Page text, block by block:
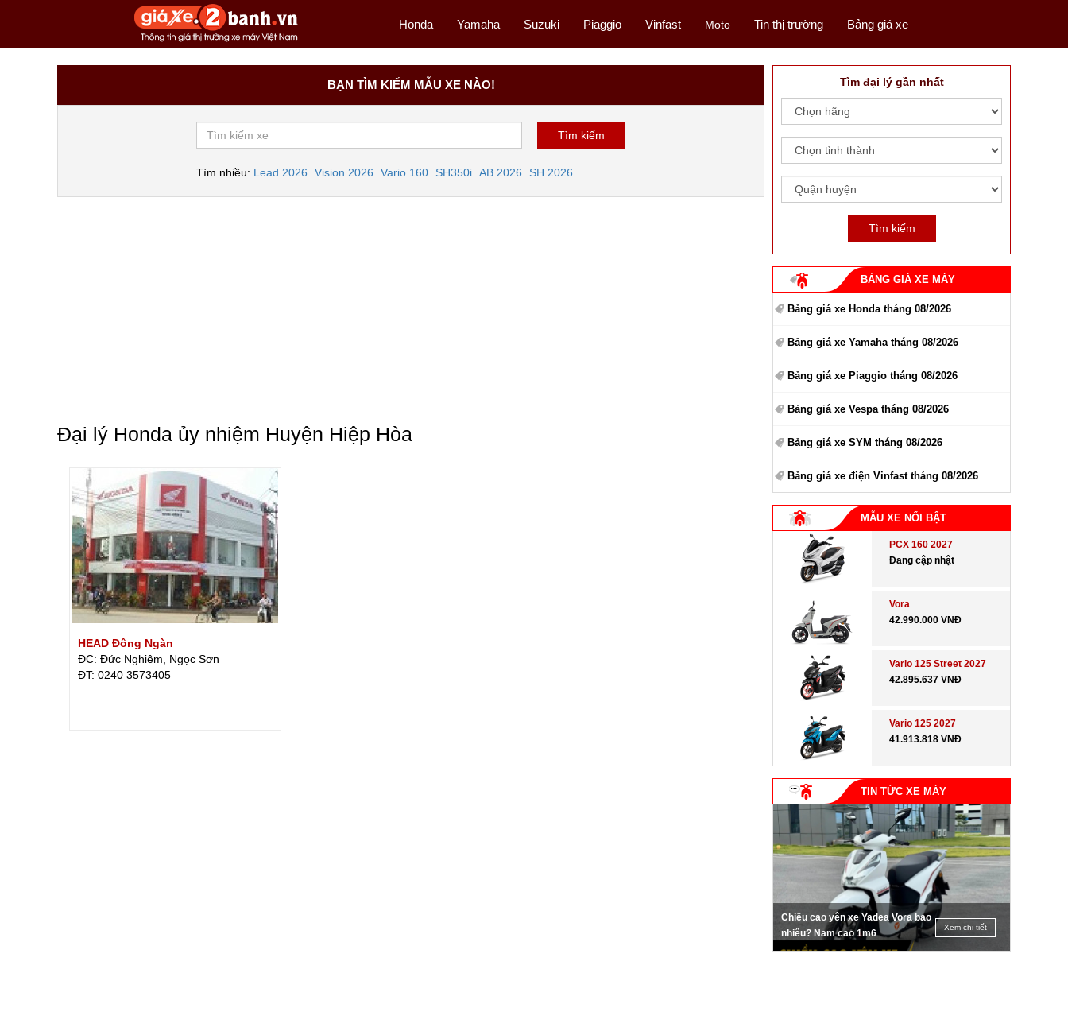
Honda Yamaha Suzuki Piaggio Vinfast Moto Tin thị trường Bảng giá xe
BẠN TÌM KIẾM MẪU XE NÀO!
Tìm nhiều: Lead 2026 Vision 2026 Vario 160 SH350i AB 2026 SH 2026
Đại lý Honda ủy nhiệm Huyện Hiệp Hòa
HEAD Đông Ngàn
ĐC: Đức Nghiêm, Ngọc Sơn
ÐT: 0240 3573405
Tìm đại lý gần nhất
BẢNG GIÁ XE MÁY
Bảng giá xe Honda tháng 08/2026
Bảng giá xe Yamaha tháng 08/2026
Bảng giá xe Piaggio tháng 08/2026
Bảng giá xe Vespa tháng 08/2026
Bảng giá xe SYM tháng 08/2026
Bảng giá xe điện Vinfast tháng 08/2026
MẪU XE NỔI BẬT
PCX 160 2027
Đang cập nhật
Vora
42.990.000 VNĐ
Vario 125 Street 2027
42.895.637 VNĐ
Vario 125 2027
41.913.818 VNĐ
TIN TỨC XE MÁY
Chiều cao yên xe Yadea Vora bao
nhiêu? Nam cao 1m6
Xem chi tiết